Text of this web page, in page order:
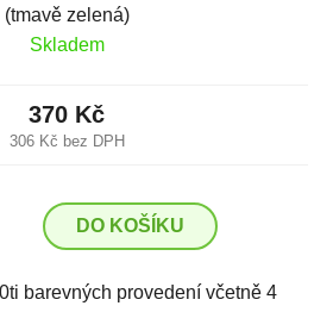
(tmavě zelená)
Skladem
306 Kč bez DPH
370 Kč
DO KOŠÍKU
barevných provedení včetně 4